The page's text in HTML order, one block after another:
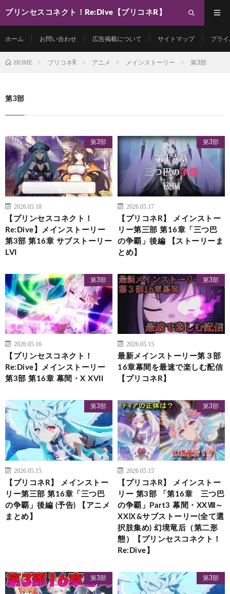
プリンセスコネクト！Re:Dive【プリコネR】
ホーム お問い合わせ 広告掲載について サイトマップ プラ
HOME プリコネR アニメ メインストーリー 第3部
第3部
第3部
2026.05.18
【プリンセスコネクト！
Re:Dive】メインストーリー
第3部 第16章 サブストーリー
LVI
第3部
2026.05.17
【プリコネR】 メインストー
リー第三部 第16章「三つ巴
の争覇」後編 【ストーリーま
とめ】
第3部
2026.05.16
【プリンセスコネクト！
Re:Dive】メインストーリー
第3部 第16章 幕間・X XVII
第3部
2026.05.15
最新メインストーリー第３部
16章幕間を最速で楽しむ配信
【プリコネR】
第3部
2026.05.15
【プリコネR】 メインストー
リー第三部 第16章「三つ巴
の争覇」後編 (予告) 【アニメ
まとめ】
第3部
2026.05.15
【プリコネR】 メインストー
リー 第3部 「第16章 三つ巴
の争覇」Part3 幕間・XXⅧ～
XXⅨ&サブストーリー(全て選
択肢集め) 幻境竜后（第二形
態）【プリンセスコネクト！
Re:Dive】
第3部 第3部